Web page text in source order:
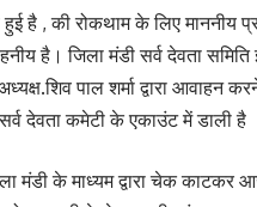
है , की रोकथाम के लिए माननीय
है। जिला मंडी सर्व देवता
पाल शर्मा द्वारा आवाहन
देवता कमेटी के एकाउंट में डाली है
मंडी के माध्यम द्वारा चेक